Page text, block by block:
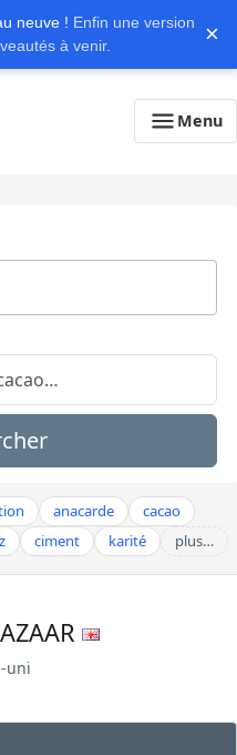
neuve ! Enfin une version
à venir.
×
Menu
anacarde
cacao
ciment karité plus…
uni